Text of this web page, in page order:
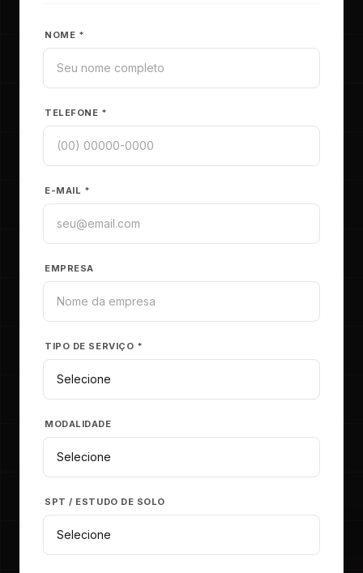
NOME *
TELEFONE *
E-MAIL *
EMPRESA
TIPO DE SERVIÇO *
MODALIDADE
SPT / ESTUDO DE SOLO